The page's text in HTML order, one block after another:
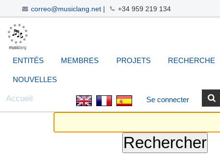
correo@musiclang.net| +34 959 219 134
Aller
au
contenu.
navigation
Navigation
ENTITÉS MEMBRES PROJETS RECHERCHE
NOUVELLES
Se connecter
Accueil